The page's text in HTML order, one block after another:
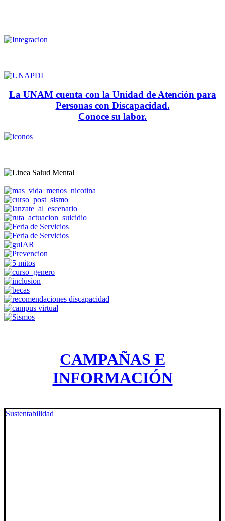
La UNAM cuenta con la Unidad de Atención para
Personas con Discapacidad.
Conoce su labor.
CAMPAÑAS E
INFORMACIÓN
Sustentabilidad